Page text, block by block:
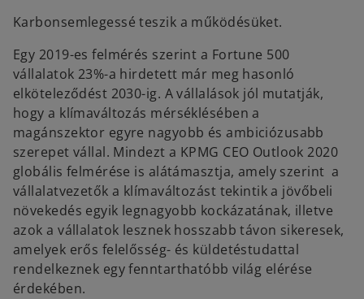
Karbonsemlegessé teszik a működésüket.
Egy 2019-es felmérés szerint a Fortune 500
vállalatok 23%-a hirdetett már meg hasonló
elköteleződést 2030-ig. A vállalások jól mutatják,
hogy a klímaváltozás mérséklésében a
magánszektor egyre nagyobb és ambiciózusabb
szerepet vállal. Mindezt a KPMG CEO Outlook 2020
globális felmérése is alátámasztja, amely szerint a
vállalatvezetők a klímaváltozást tekintik a jövőbeli
növekedés egyik legnagyobb kockázatának, illetve
azok a vállalatok lesznek hosszabb távon sikeresek,
amelyek erős felelősség- és küldetéstudattal
rendelkeznek egy fenntarthatóbb világ elérése
érdekében.